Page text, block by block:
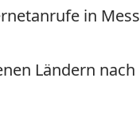
in
Ländern nach